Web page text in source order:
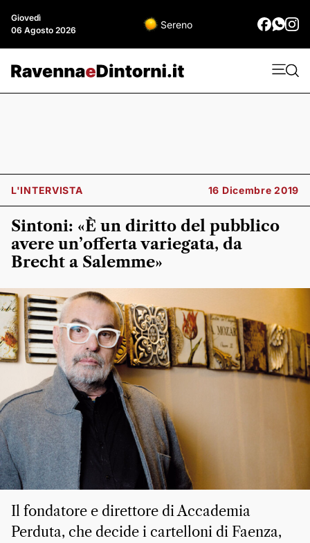
Giovedì
06 Agosto 2026
Sereno
L'INTERVISTA 16 Dicembre 2019
Sintoni: «È un diritto del pubblico
avere un’offerta variegata, da
Brecht a Salemme»
Il fondatore e direttore di Accademia
Perduta, che decide i cartelloni di Faenza,